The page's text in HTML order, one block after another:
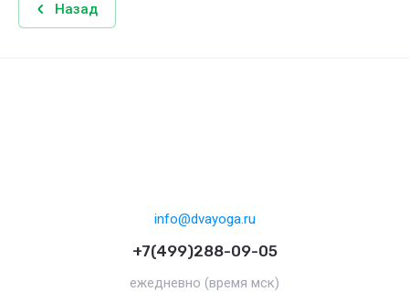
Назад
info@dvayoga.ru
+7(499)288-09-05
ежедневно (время мск)